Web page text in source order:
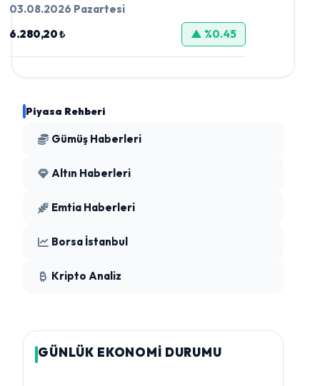
03.08.2026 Pazartesi
6.280,20 ₺
▲ %0.45
Piyasa Rehberi
Gümüş Haberleri
Altın Haberleri
Emtia Haberleri
Borsa İstanbul
Kripto Analiz
GÜNLÜK EKONOMİ DURUMU